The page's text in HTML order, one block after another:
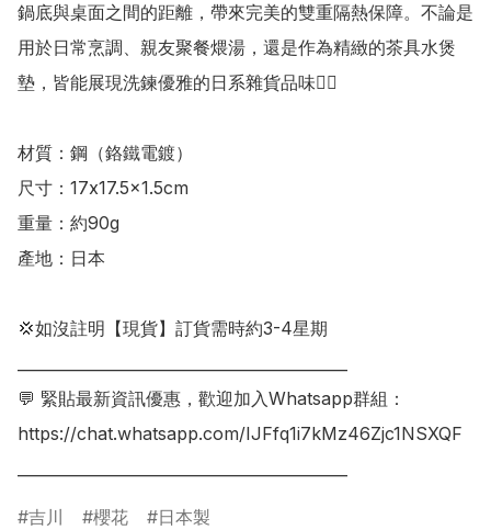
鍋底與桌面之間的距離，帶來完美的雙重隔熱保障。不論是
用於日常烹調、親友聚餐煨湯，還是作為精緻的茶具水煲
墊，皆能展現洗鍊優雅的日系雜貨品味👍🏻
材質：鋼（鉻鐵電鍍）
尺寸：17x17.5x1.5cm
重量：約90g
產地：日本
💢如沒註明【現貨】訂貨需時約3-4星期
💬 緊貼最新資訊優惠，歡迎加入Whatsapp群組：
https://chat.whatsapp.com/IJFfq1i7kMz46Zjc1NSXQF
吉川 櫻花 日本製